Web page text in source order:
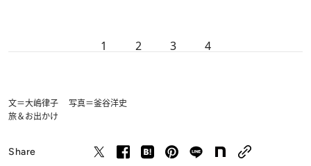
1 2 3 4
文＝大嶋律子 写真＝釜谷洋史
旅＆お出かけ
Share